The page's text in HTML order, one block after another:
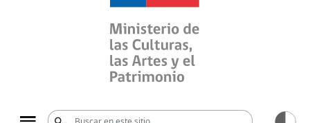
Ministerio de las